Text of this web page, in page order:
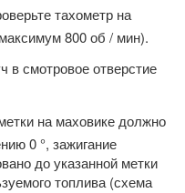
тахометр на
800 об / мин).
в смотровое отверстие
на маховике должно
0 °, зажигание
до указанной метки
топлива (схема